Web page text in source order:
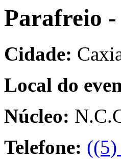
Parafreio -
Cidade:
Local do
Núcleo:
Telefone: ((5)